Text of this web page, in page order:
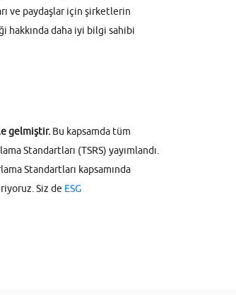
ve paydaşlar için şirketlerin
hakkında daha iyi bilgi sahibi
gelmiştir. Bu kapsamda tüm
Standartları (TSRS) yayımlandı.
Standartları kapsamında
Siz de ESG